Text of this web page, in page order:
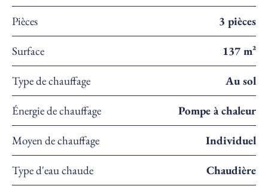
Pièces
3 pièces
Surface
137 m²
Type de chauffage
Au sol
Énergie de chauffage
Pompe à chaleur
Moyen de chauffage
Individuel
Type d'eau chaude
Chaudière